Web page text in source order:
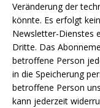
Veränderung der
könnte. Es erfolgt
Newsletter-Dienstes
Dritte. Das
betroffene Person
in die Speicherung
betroffene Person
kann jederzeit